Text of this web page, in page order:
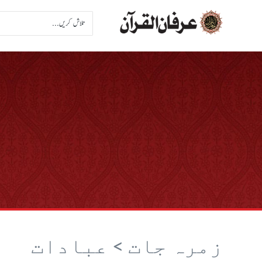
زمرہ جات > عبادات